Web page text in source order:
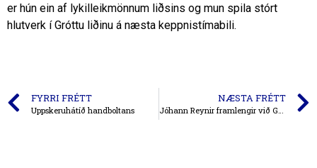
er hún ein af lykilleikmönnum liðsins og mun spila stórt
hlutverk í Gróttu liðinu á næsta keppnistímabili.
FYRRI FRÉTT
Uppskeruhátíð handboltans
NÆSTA FRÉTT